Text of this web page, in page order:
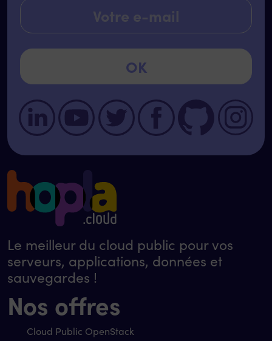
Le meilleur du cloud public pour vos
serveurs, applications, données et
sauvegardes !
Nos offres
Cloud Public OpenStack